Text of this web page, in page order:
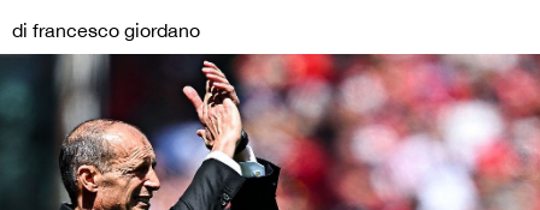
di francesco giordano